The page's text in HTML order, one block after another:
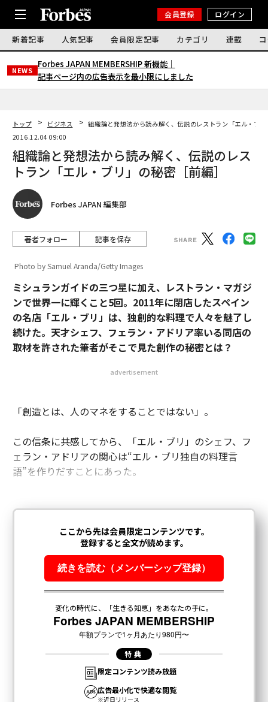
会員登録 ログイン
新着記事 人気記事 会員限定記事 カテゴリ 連載
NEWS
Forbes JAPAN MEMBERSHIP 新機能｜
記事ページ内の広告表示を最小限にしました
トップ ビジネス
組織論と発想法から読み解く、伝説のレストラン「エル・ブ
2016.12.04 09:00
組織論と発想法から読み解く、伝説のレス
トラン「エル・ブリ」の秘密［前編］
Forbes JAPAN 編集部
著者フォロー 記事を保存
Photo by Samuel Aranda/Getty Images
ミシュランガイドの三つ星に加え、レストラン・マガジ
ンで世界一に輝くこと5回。2011年に閉店したスペイン
の名店「エル・ブリ」は、独創的な料理で人々を魅了し
続けた。天才シェフ、フェラン・アドリア率いる同店の
取材を許された筆者がそこで見た創作の秘密とは？
advertisement
「創造とは、人のマネをすることではない」。
この信条に共感してから、「エル・ブリ」のシェフ、フ
ェラン・アドリアの関心は“エル・ブリ独自の料理言
語”を作りだすことにあった。